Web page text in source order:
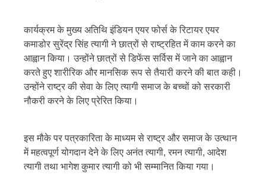
कार्यक्रम के मुख्य अतिथि इंडियन एयर फोर्स के रिटायर एयर
कमाडोर सुरेंद्र सिंह त्यागी ने छात्रों से राष्ट्रहित में काम करने का
आह्वान किया। उन्होंने छात्रों से डिफेंस सर्विस में जाने का आह्वान
करते हुए शारीरिक और मानसिक रूप से तैयारी करने की बात कही।
उन्होंने राष्ट्र की सेवा के लिए त्यागी समाज के बच्चों को सरकारी
नौकरी करने के लिए प्रेरित किया।
इस मौके पर पत्रकारिता के माध्यम से राष्ट्र और समाज के उत्थान
में महत्वपूर्ण योगदान देने के लिए अनंत त्यागी, रमन त्यागी, आदेश
त्यागी तथा भागेश कुमार त्यागी को भी सम्मानित किया गया।